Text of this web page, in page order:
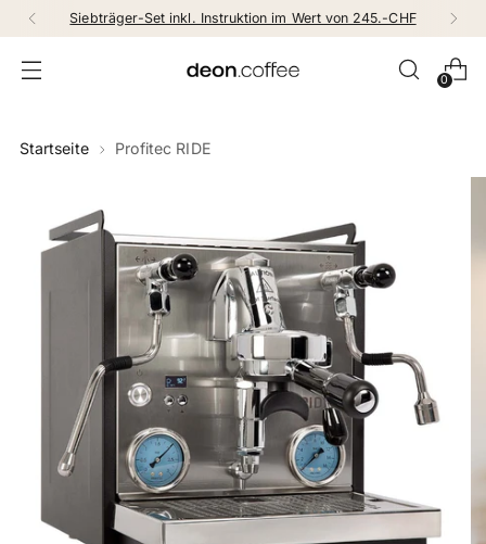
Siebträger-Set inkl. Instruktion im Wert von 245.-CHF
0
Startseite Profitec RIDE